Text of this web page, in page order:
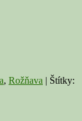
, Rožňava | Štítky: